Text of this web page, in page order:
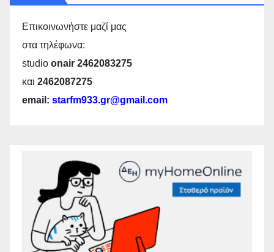
Επικοινωνήστε μαζί μας
στα τηλέφωνα:
studio onair 2462083275
και 2462087275
email: starfm933.gr@gmail.com